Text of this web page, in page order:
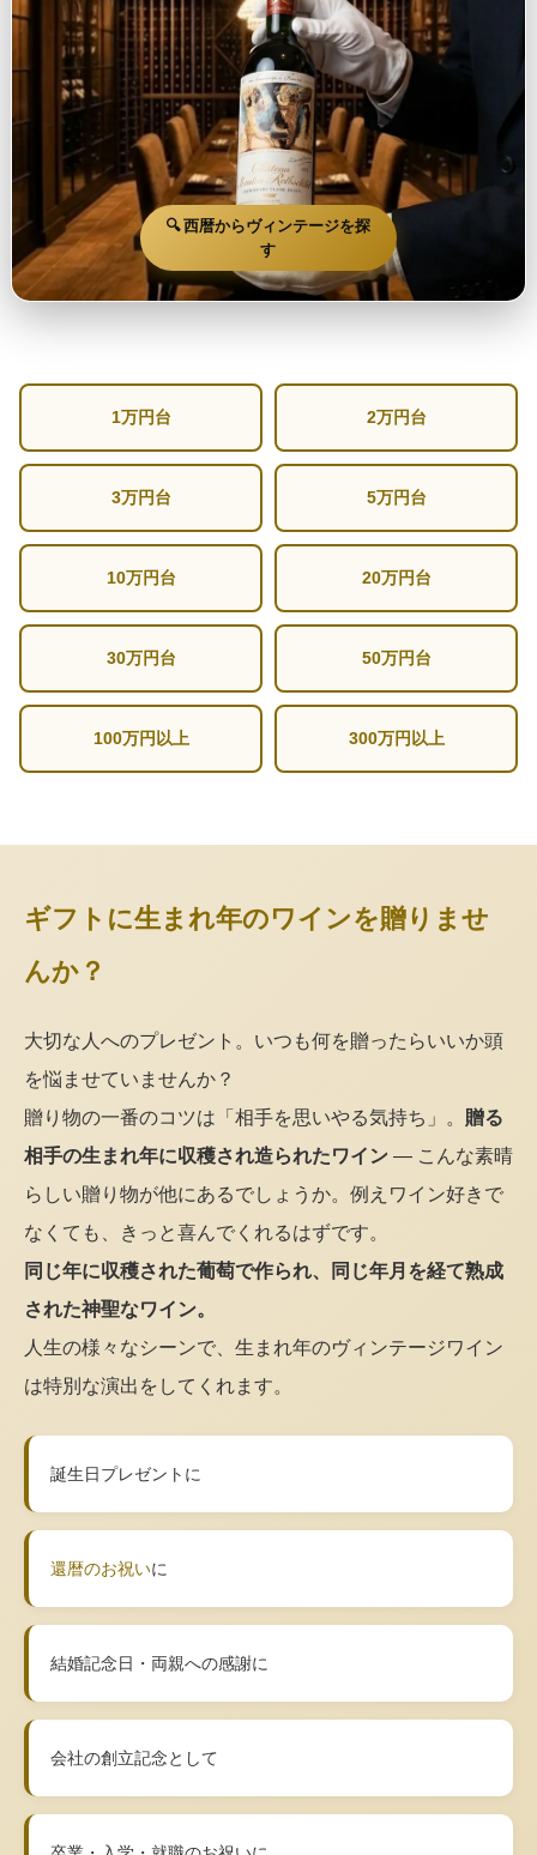
🔍 西暦からヴィンテージを探
す
1万円台 2万円台
3万円台 5万円台
10万円台 20万円台
30万円台 50万円台
100万円以上 300万円以上
ギフトに生まれ年のワインを贈りませ
んか？
大切な人へのプレゼント。いつも何を贈ったらいいか頭
を悩ませていませんか？
贈り物の一番のコツは「相手を思いやる気持ち」。 贈る
相手の生まれ年に収穫され造られたワイン — こんな素晴
らしい贈り物が他にあるでしょうか。例えワイン好きで
なくても、きっと喜んでくれるはずです。
同じ年に収穫された葡萄で作られ、同じ年月を経て熟成
された神聖なワイン。
人生の様々なシーンで、生まれ年のヴィンテージワイン
は特別な演出をしてくれます。
誕生日プレゼントに
還暦のお祝いに
結婚記念日・両親への感謝に
会社の創立記念として